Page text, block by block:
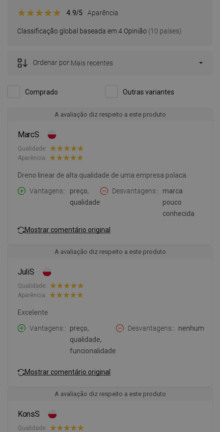
Classificação global baseada em 4 Opinião (10 países)
4.9/5 Aparência
Comprado Outras variantes
Ordenar por:Mais recentes
A avaliação diz respeito a este produto
MarcS
Qualidade:
Aparência:
Dreno linear de alta qualidade de uma empresa polaca.
Vantagens:
preço,
qualidade
Desvantagens:
marca
pouco
conhecida
Mostrar comentário original
A avaliação diz respeito a este produto
JuliS
Qualidade:
Aparência:
Excelente
Vantagens:
preço,
qualidade,
funcionalidade
Desvantagens: nenhum
Mostrar comentário original
A avaliação diz respeito a este produto
KonsS
Qualidade: